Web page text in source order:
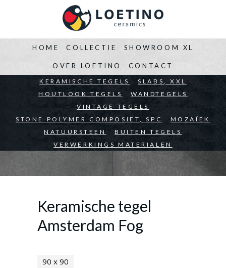
HOME
BEDRIJVEN ARCHITECTEN PARTICULIEREN
COLLECTIE
KERAMISCHE TEGELS
SLABS, XXL
HOUTLOOK TEGELS
WANDTEGELS
VINTAGE TEGELS
STONE POLYMER COMPOSIET, SPC
MOZAÏEK
NATUURSTEEN
BUITEN TEGELS
VERWERKINGS MATERIALEN
SHOWROOM XL
OVER LOETINO CONTACT
Keramische tegel
Amsterdam Fog
90 x 90